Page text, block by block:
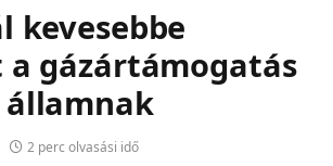
kevesebbe
gázártámogatás
2 perc olvasási idő